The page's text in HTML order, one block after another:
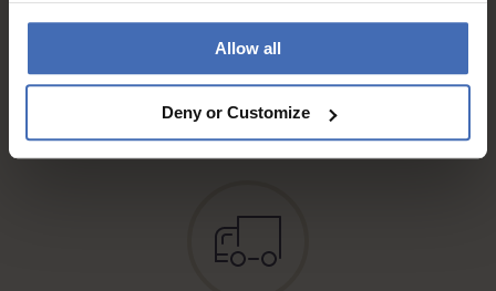
Allow all
Deny or Customize
Fattura & Pagamento a rate
fino a 5000.-
info